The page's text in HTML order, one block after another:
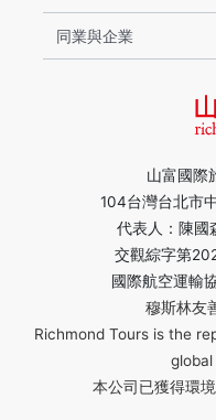
山富國際
104台灣台北市
代表人：陳國
交觀綜字第
國際航空運輸
穆斯林友
Richmond Tours is the
本公司已獲得環
同業與企業